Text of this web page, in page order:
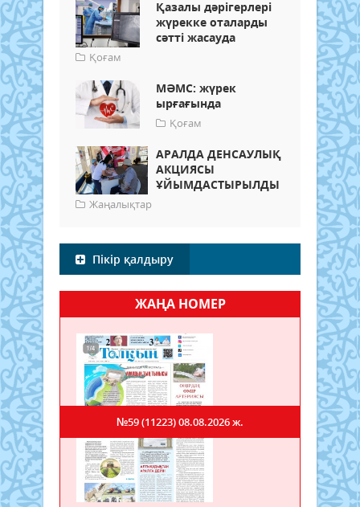
Қазалы дәрігерлері
жүрекке оталарды
сәтті жасауда
Қоғам
МӘМС: жүрек
ырғағында
Қоғам
АРАЛДА ДЕНСАУЛЫҚ
АКЦИЯСЫ
ҰЙЫМДАСТЫРЫЛДЫ
Жаңалықтар
Пікір қалдыру
ЖАҢА НОМЕР
№59 (11223)08.08.2026 ж.